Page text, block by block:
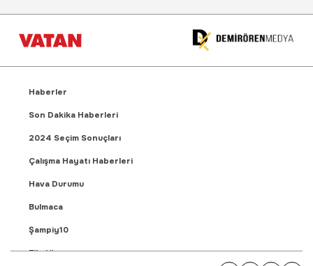
Haberler
Son Dakika Haberleri
2024 Seçim Sonuçları
Çalışma Hayatı Haberleri
Hava Durumu
Bulmaca
Şampiy10
Fikstür